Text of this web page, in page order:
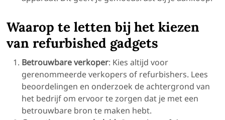
Waarop teletten bij hetkiezen
vanrefurbished gadgets
Betrouwbareverkoper: Kies altijd voor
gerenommeerde verkopers of refurbishers. Lees
beoordelingen en onderzoek de achtergrond van
het bedrijf om ervoor te zorgen dat je met een
betrouwbare bron te maken hebt.